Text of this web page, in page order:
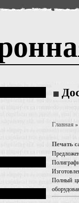
Главная»
Печать
Полный